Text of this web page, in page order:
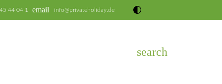
email info@privateholiday.de
44 04 1
search